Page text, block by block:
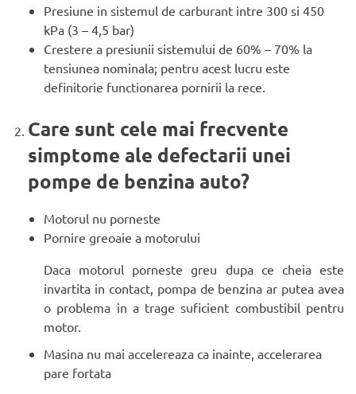
Presiune in sistemul de carburant intre 300 si 450
kPa (3 – 4,5 bar)
Crestere a presiunii sistemului de 60% – 70% la
tensiunea nominala; pentru acest lucru este
definitorie functionarea pornirii la rece.
Care sunt cele mai frecvente
simptome ale defectarii unei
pompe de benzina auto?
Motorul nu porneste
Pornire greoaie a motorului
Daca motorul porneste greu dupa ce cheia este
invartita in contact, pompa de benzina ar putea avea
o problema in a trage suficient combustibil pentru
motor.
Masina nu mai accelereaza ca inainte, accelerarea
pare fortata